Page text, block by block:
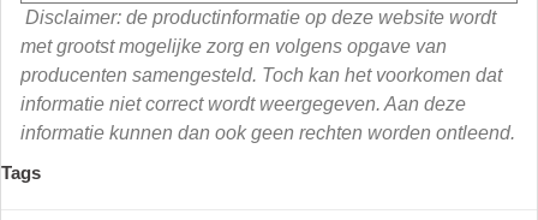
Disclaimer: de productinformatie op deze website wordt
met grootst mogelijke zorg en volgens opgave van
producenten samengesteld. Toch kan het voorkomen dat
informatie niet correct wordt weergegeven. Aan deze
informatie kunnen dan ook geen rechten worden ontleend.
Tags